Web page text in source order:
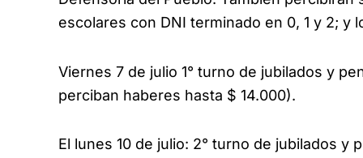
escolares con DNI terminado en 0, 1 y 2; y
Viernes 7 de julio 1° turno de jubilados y
perciban haberes hasta $ 14.000).
El lunes 10 de julio: 2° turno de jubilados